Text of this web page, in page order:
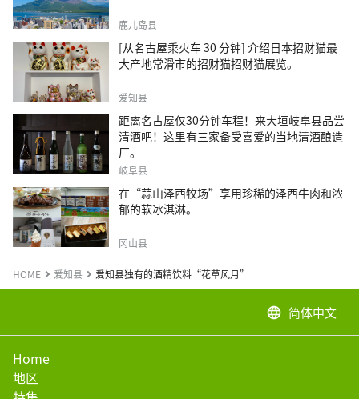
鹿儿岛县
[从名古屋乘火车 30 分钟] 介绍日本招财猫最
大产地常滑市的招财猫招财猫展览。
爱知县
距离名古屋仅30分钟车程！来大垣岐阜县品尝
清酒吧！这里有三家备受喜爱的当地清酒酿造
厂。
岐阜县
在“蒜山泽西牧场”享用珍稀的泽西牛肉和浓
郁的软冰淇淋。
冈山县
HOME 爱知县 爱知县独有的酒精饮料“花草风月”
language 简体中文
Home
地区